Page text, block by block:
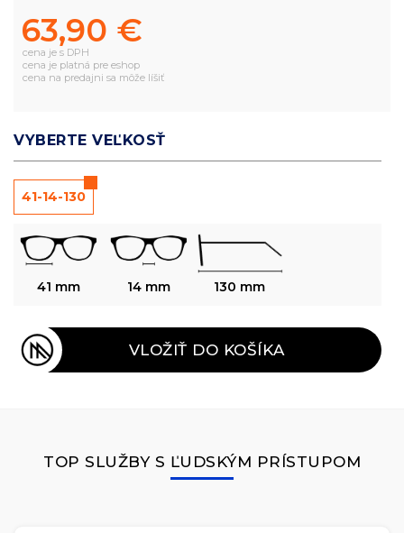
63,90 €
cena je s DPH
cena je platná pre eshop
cena na predajni sa môže líšiť
VYBERTE VEĽKOSŤ
41-14-130
41 mm 14 mm 130 mm
VLOŽIŤ DO KOŠÍKA
TOP SLUŽBY S ĽUDSKÝM PRÍSTUPOM